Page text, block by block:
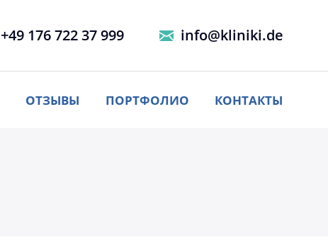
+49 176 722 37 999 info@kliniki.de
ОТЗЫВЫ ПОРТФОЛИО КОНТАКТЫ